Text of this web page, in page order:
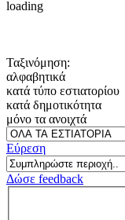
loading
Ταξινόμηση:
αλφαβητικά
κατά τύπο εστιατορίου
κατά δημοτικότητα
μόνο τα ανοιχτά
Εύρεση
Δώσε feedback